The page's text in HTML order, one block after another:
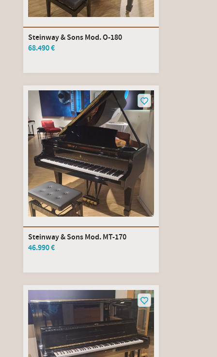
Steinway & Sons Mod. O-180
68.490 €
Steinway & Sons Mod. MT-170
46.990 €